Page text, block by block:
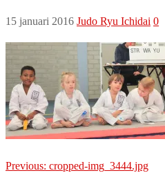
15 januari 2016 Judo Ryu Ichidai 0
Post
Previous: cropped-img_3444.jpg